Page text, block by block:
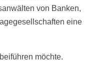
von Banken,
eine
möchte.